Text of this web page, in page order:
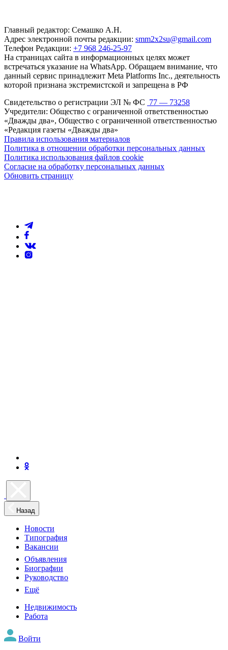
Главный редактор: Семашко А.Н.
Адрес электронной почты редакции: smm2x2su@gmail.com
Телефон Редакции: +7 968 246-25-97
На страницах сайта в информационных целях может
встречаться указание на WhatsApp. Обращаем внимание, что
данный сервис принадлежит Meta Platforms Inc., деятельность
которой признана экстремистской и запрещена в РФ
Свидетельство о регистрации ЭЛ № ФС 77 — 73258
Учредители: Общество с ограниченной ответственностью
«Дважды два», Общество с ограниченной ответственностью
«Редакция газеты «Дважды два»
Правила использования материалов
Политика в отношении обработки персональных данных
Политика использования файлов cookie
Согласие на обработку персональных данных
Обновить страницу
Назад
Новости
Типография
Вакансии
Объявления
Биографии
Руководство
Ещё
Недвижимость
Работа
Войти